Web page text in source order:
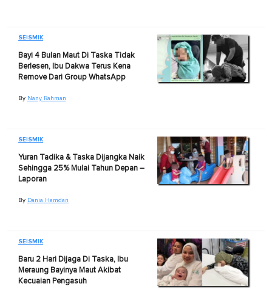
SEISMIK
Bayi 4 Bulan Maut Di Taska Tidak
Berlesen, Ibu Dakwa Terus Kena
Remove Dari Group WhatsApp
By Nany Rahman
SEISMIK
Yuran Tadika & Taska Dijangka Naik
Sehingga 25% Mulai Tahun Depan –
Laporan
By Dania Hamdan
SEISMIK
Baru 2 Hari Dijaga Di Taska, Ibu
Meraung Bayinya Maut Akibat
Kecuaian Pengasuh